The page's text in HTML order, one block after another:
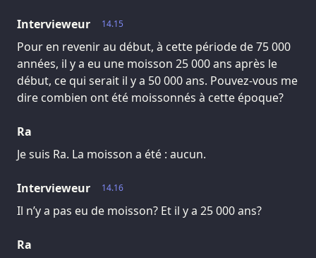
14.15
Intervieweur
Pour en revenir au début, à cette période de 75 000
années, il y a eu une moisson 25 000 ans après le
début, ce qui serait il y a 50 000 ans. Pouvez-vous me
dire combien ont été moissonnés à cette époque?
Ra
Je suis Ra. La moisson a été : aucun.
14.16
Intervieweur
Il n’y a pas eu de moisson? Et il y a 25 000 ans?
Ra